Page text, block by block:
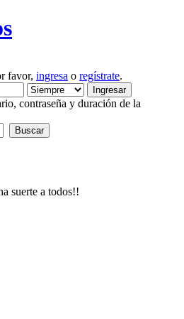
favor, ingresa o regístrate.
contraseña y duración de la
suerte a todos!!